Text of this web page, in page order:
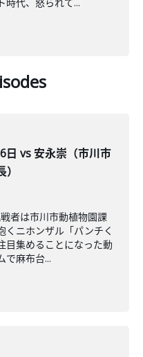
日 vs 安永崇（市川市
者は市川市動植物園課
くニホンザル「パンチく
目集めることになった動
で麻布台...